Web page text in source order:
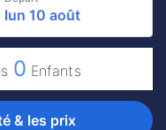
lun 10 août
0 Enfants
& les prix